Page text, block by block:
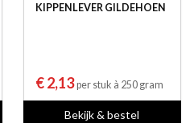
KIPPENLEVER GILDEHOEN
€ 2,13per stuk à 250 gram
Bekijk & bestel